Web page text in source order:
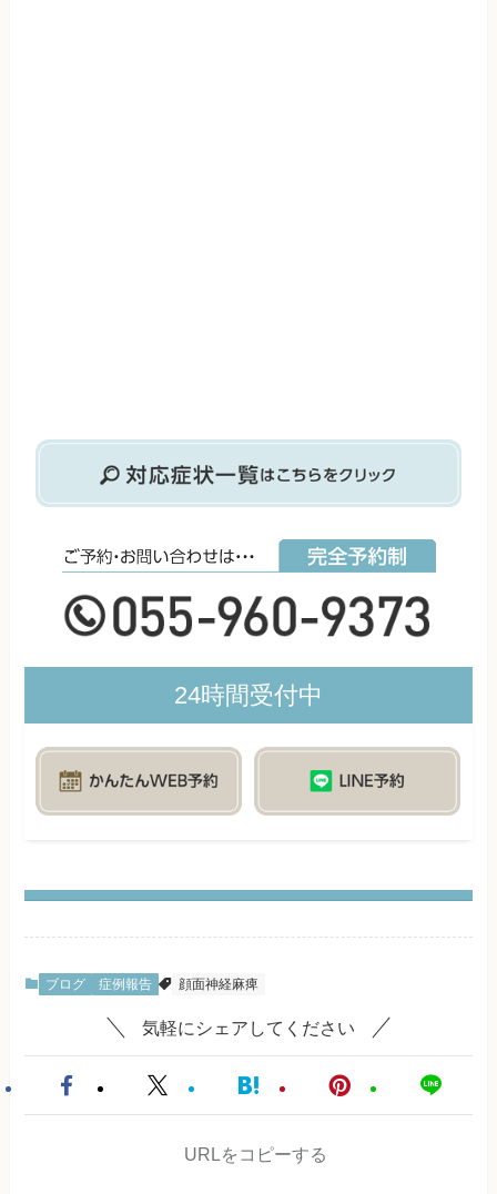
24時間受付中
ブログ 症例報告 顔面神経麻痺
気軽にシェアしてください
URLをコピーする